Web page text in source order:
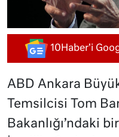
10Haber'i
ABD Ankara
Temsilcisi Tom
Bakanlığı’ndaki